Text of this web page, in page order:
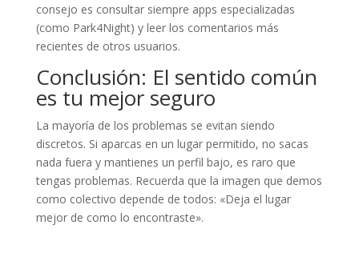
consejo es consultar siempre apps especializadas
(como Park4Night) y leer los comentarios más
recientes de otros usuarios.
Conclusión: El sentido común
es tu mejor seguro
La mayoría de los problemas se evitan siendo
discretos. Si aparcas en un lugar permitido, no sacas
nada fuera y mantienes un perfil bajo, es raro que
tengas problemas. Recuerda que la imagen que demos
como colectivo depende de todos: «Deja el lugar
mejor de como lo encontraste».